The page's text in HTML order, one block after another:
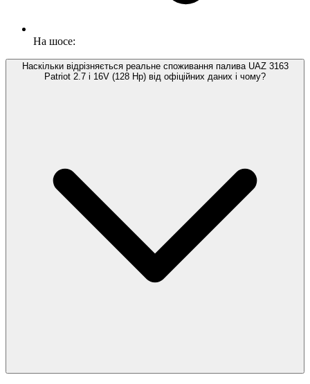
На шосе:
Наскільки відрізняється реальне споживання палива UAZ 3163
Patriot 2.7 i 16V (128 Hp) від офіційних даних і чому?